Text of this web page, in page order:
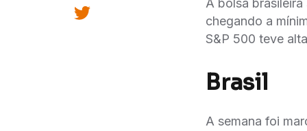
A bolsa
chegando a
S&P 500 teve
Brasil
A semana foi